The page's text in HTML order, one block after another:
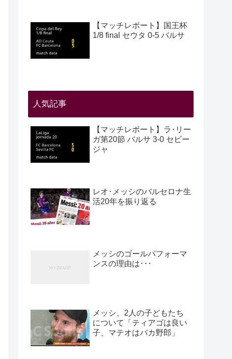
【マッチレポート】国王杯
1/8 final セウタ 0-5 バルサ
人気記事
【マッチレポート】ラ･リー
ガ第20節 バルサ 3-0 セビー
ジャ
レオ･メッシのバルセロナ生
活20年を振り返る
メッシのゴールパフォーマ
ンスの理由は･･･
メッシ、2人の子どもたち
について「ティアゴは良い
子、マテオはバカ野郎」